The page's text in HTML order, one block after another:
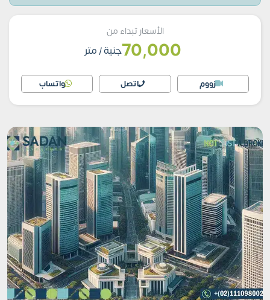
الأسعار تبداء من
70,000جنية/ متر
زووم اتصل واتساب